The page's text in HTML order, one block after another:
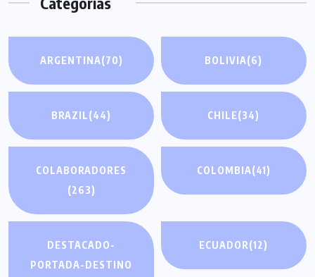
ARGENTINA(70) BOLIVIA(6)
BRAZIL(44) CHILE(34)
COLABORADORES
(263)
COLOMBIA(41)
DESTACADO-
PORTADA-DESTINO
ECUADOR(12)